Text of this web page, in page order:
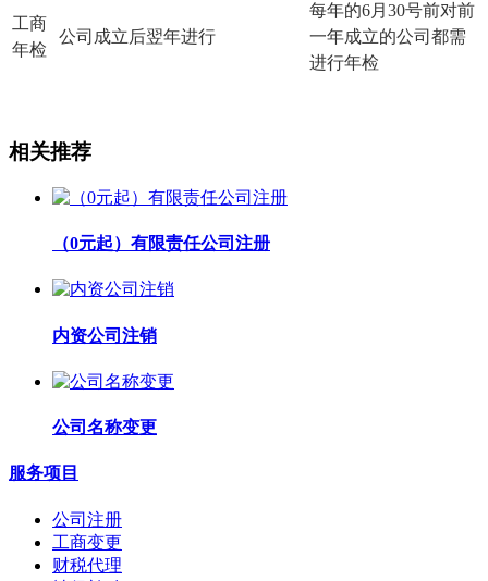
工商
年检
公司成立后翌年进行
每年的6月30号前对前
一年成立的公司都需
进行年检
相关推荐
（0元起）有限责任公司注册
内资公司注销
公司名称变更
服务项目
公司注册
工商变更
财税代理